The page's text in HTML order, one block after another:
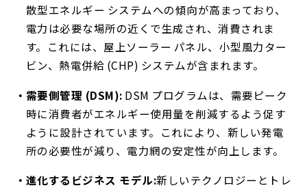
散型エネルギー システムへの傾向が高まっており、
電力は必要な場所の近くで生成され、消費されま
す。これには、屋上ソーラー パネル、小型風力ター
ビン、熱電併給 (CHP) システムが含まれます。
需要側管理 (DSM): DSM プログラムは、需要ピーク
時に消費者がエネルギー使用量を削減するよう促す
ように設計されています。これにより、新しい発電
所の必要性が減り、電力網の安定性が向上します。
進化するビジネス モデル:新しいテクノロジーとトレ